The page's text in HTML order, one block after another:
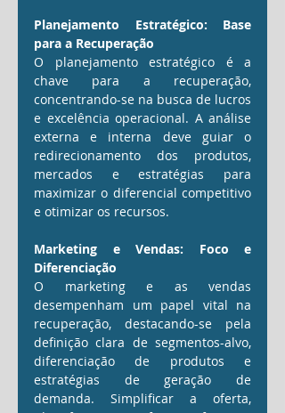
Planejamento Estratégico: Base
para a Recuperação
O planejamento estratégico é a
chave para a recuperação,
concentrando-se na busca de lucros
e excelência operacional. A análise
externa e interna deve guiar o
redirecionamento dos produtos,
mercados e estratégias para
maximizar o diferencial competitivo
e otimizar os recursos.
Marketing e Vendas: Foco e
Diferenciação
O marketing e as vendas
desempenham um papel vital na
recuperação, destacando-se pela
definição clara de segmentos-alvo,
diferenciação de produtos e
estratégias de geração de
demanda. Simplificar a oferta,